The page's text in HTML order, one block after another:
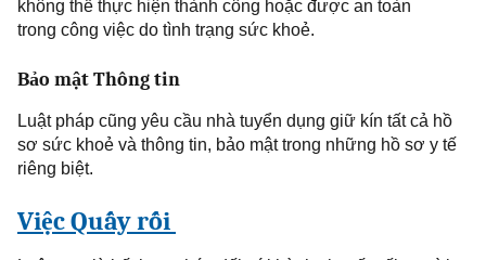
không thể thực hiện thành công hoặc được an toàn
trong công việc do tình trạng sức khoẻ.
Bảo mật Thông tin
Luậtpháp cũng yêu cầu nhà tuyển dụng giữ kín tất cả hồ
sơ sức khoẻ và thông tin, bảo mật trong những hồ sơ y tế
riêng biệt.
Việc Quấy rối